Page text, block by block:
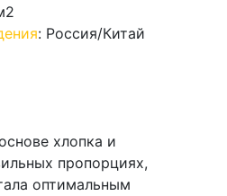
: Россия/Китай
хлопка и
пропорциях,
оптимальным